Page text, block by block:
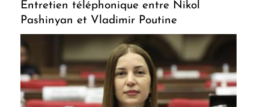
Entretien téléphonique entre Nikol
Pashinyan et Vladimir Poutine